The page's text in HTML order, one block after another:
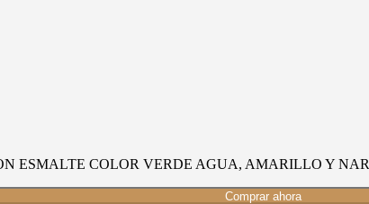
ESMALTE COLOR VERDE AGUA, AMARILLO Y
Comprar ahora